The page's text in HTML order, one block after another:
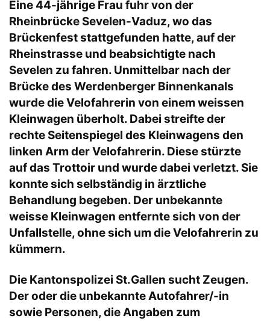
Eine 44-jährige Frau fuhr von der
Rheinbrücke Sevelen-Vaduz, wo das
Brückenfest stattgefunden hatte, auf der
Rheinstrasse und beabsichtigte nach
Sevelen zu fahren. Unmittelbar nach der
Brücke des Werdenberger Binnenkanals
wurde die Velofahrerin von einem weissen
Kleinwagen überholt. Dabei streifte der
rechte Seitenspiegel des Kleinwagens den
linken Arm der Velofahrerin. Diese stürzte
auf das Trottoir und wurde dabei verletzt. Sie
konnte sich selbständig in ärztliche
Behandlung begeben. Der unbekannte
weisse Kleinwagen entfernte sich von der
Unfallstelle, ohne sich um die Velofahrerin zu
kümmern.
Die Kantonspolizei St.Gallen sucht Zeugen.
Der oder die unbekannte Autofahrer/-in
sowie Personen, die Angaben zum